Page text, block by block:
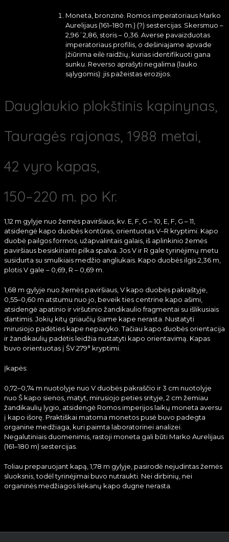
Moneta, bronzinė. Romos imperatoriaus Marko
Aurelijaus (161–180 m.) (?) sestercijas. Skersmuo –
2,96´2,86, storis – 0,36. Averse pavaizduotas
imperatoriaus profilis, o dešiniajame apvade
įžiūrima eilė raidžių, kurias identifikuoti gana
sunku. Reverso aprašyti negalima (lauko
sąlygomis): jis pažeistas erozijos.
Dauglaukio plokštinis kapinynas,
Tauragės rajonas, 1988 metai,
42 vyro kapas,
150–220 m. po Kr.
1,12 m gylyje nuo žemės paviršiaus, kv. E, F, G – 10, E, F, G – 11,
atsidengė kapo duobės kontūras, orientuotas V–R kryptimi. Kapo
duobė pailgos formos, užapvalintais galais, iš aplinkinio žemės
paviršiaus besiskirianti pilka spalva. Jos V ir R gale tyrinėjimų metu
susidurta su smulkiais medžio angliukais. Kapo duobės ilgis 2,36 m,
plotis V gale – 0,69, R – 0,69 m.
1,68 m gylyje nuo žemės paviršiaus, V kapo duobės pakraštyje,
0,55–0,60 m atstumu nuo jo, beveik ties centrine kapo ašimi,
atsidengė apatinio ir viršutinio žandikaulio fragmentai su išlikusiais
dantimis. Jokių kitų griaučių šiame kape nerasta. Nustatyti
mirusiojo padėties kape nepavyko. Tačiau kapo duobės orientacija
ir žandikaulių padėtis leidžia nustatyti kapo orientavimą. Kapas
buvo orientuotas į ŠV 279° kryptimi.
Įkapės:
0,72–0,74 m nuotolyje nuo V duobės pakraščio ir 3 cm nuotolyje
nuo Š kapo sienos, matyt, mirusiojo peties srityje, 2 cm žemiau
žandikaulių lygio, atsidengė Romos imperijos laikų moneta aversu
į kapo išorę. Praktiškai matoma monetos pusė buvo padegta
organine medžiaga, kuri paimta laboratorinei analizei.
Negalutiniais duomenimis, rastoji moneta gali būti Marko Aurelijaus
(161–180 m) sestercijas.
Toliau preparuojant kapą, 1,78 m gylyje, pasirodė nejudintas žemės
sluoksnis, todėl tyrinėjimai buvo nutraukti. Nei dirbinių, nei
organinės medžiagos liekanų kapo dugne nerasta.